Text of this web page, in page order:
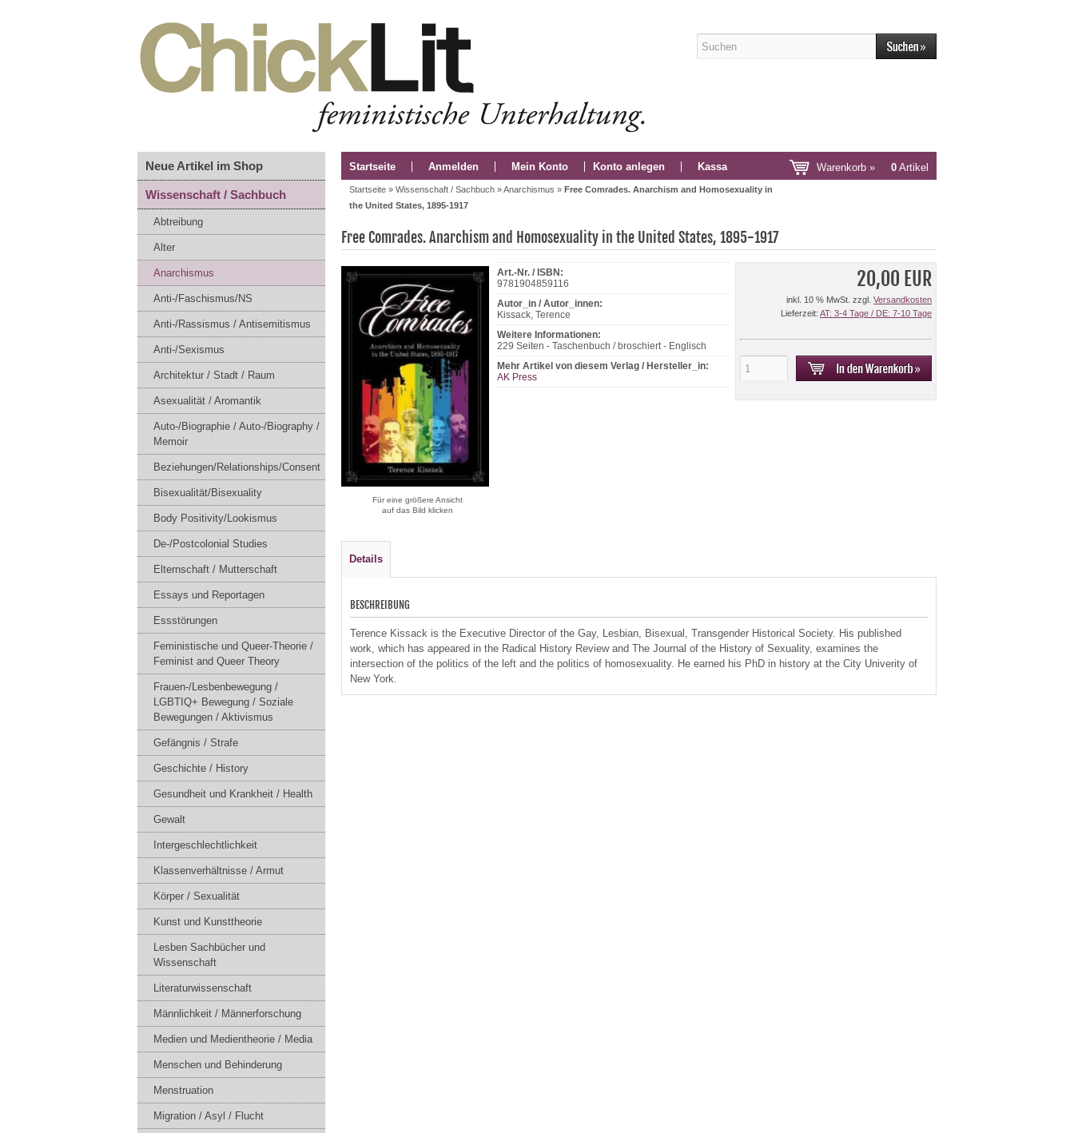
Neue Artikel im Shop
Wissenschaft / Sachbuch
Abtreibung
Alter
Anarchismus
Anti-/Faschismus/NS
Anti-/Rassismus / Antisemitismus
Anti-/Sexismus
Architektur / Stadt / Raum
Asexualität / Aromantik
Auto-/Biographie / Auto-/Biography /
Memoir
Beziehungen/Relationships/Consent
Bisexualität/Bisexuality
Body Positivity/Lookismus
De-/Postcolonial Studies
Elternschaft / Mutterschaft
Essays und Reportagen
Essstörungen
Feministische und Queer-Theorie /
Feminist and Queer Theory
Frauen-/Lesbenbewegung /
LGBTIQ+ Bewegung / Soziale
Bewegungen / Aktivismus
Gefängnis / Strafe
Geschichte / History
Gesundheit und Krankheit / Health
Gewalt
Intergeschlechtlichkeit
Klassenverhältnisse / Armut
Körper / Sexualität
Kunst und Kunsttheorie
Lesben Sachbücher und
Wissenschaft
Literaturwissenschaft
Männlichkeit / Männerforschung
Medien und Medientheorie / Media
Menschen und Behinderung
Menstruation
Migration / Asyl / Flucht
Startseite Anmelden Mein Konto Konto anlegen Kassa Warenkorb » 0 Artikel
Startseite » Wissenschaft / Sachbuch »Anarchismus » Free Comrades. Anarchism and Homosexuality in
the United States, 1895-1917
Free Comrades. Anarchism and Homosexuality in the United States, 1895-1917
Für eine größere Ansicht
auf das Bild klicken
Art.-Nr. / ISBN:
9781904859116
Autor_in / Autor_innen:
Kissack, Terence
Weitere Informationen:
229 Seiten - Taschenbuch / broschiert - Englisch
Mehr Artikel von diesem Verlag / Hersteller_in:
AK Press
20,00 EUR
inkl. 10 % MwSt. zzgl. Versandkosten
Lieferzeit: AT: 3-4 Tage / DE: 7-10 Tage
Details
BESCHREIBUNG
Terence Kissack is the Executive Director of the Gay, Lesbian, Bisexual, Transgender Historical Society. His published
work, which has appeared in the Radical History Review and The Journal of the History of Sexuality, examines the
intersection of the politics of the left and the politics of homosexuality. He earned his PhD in history at the City Univerity of
New York.